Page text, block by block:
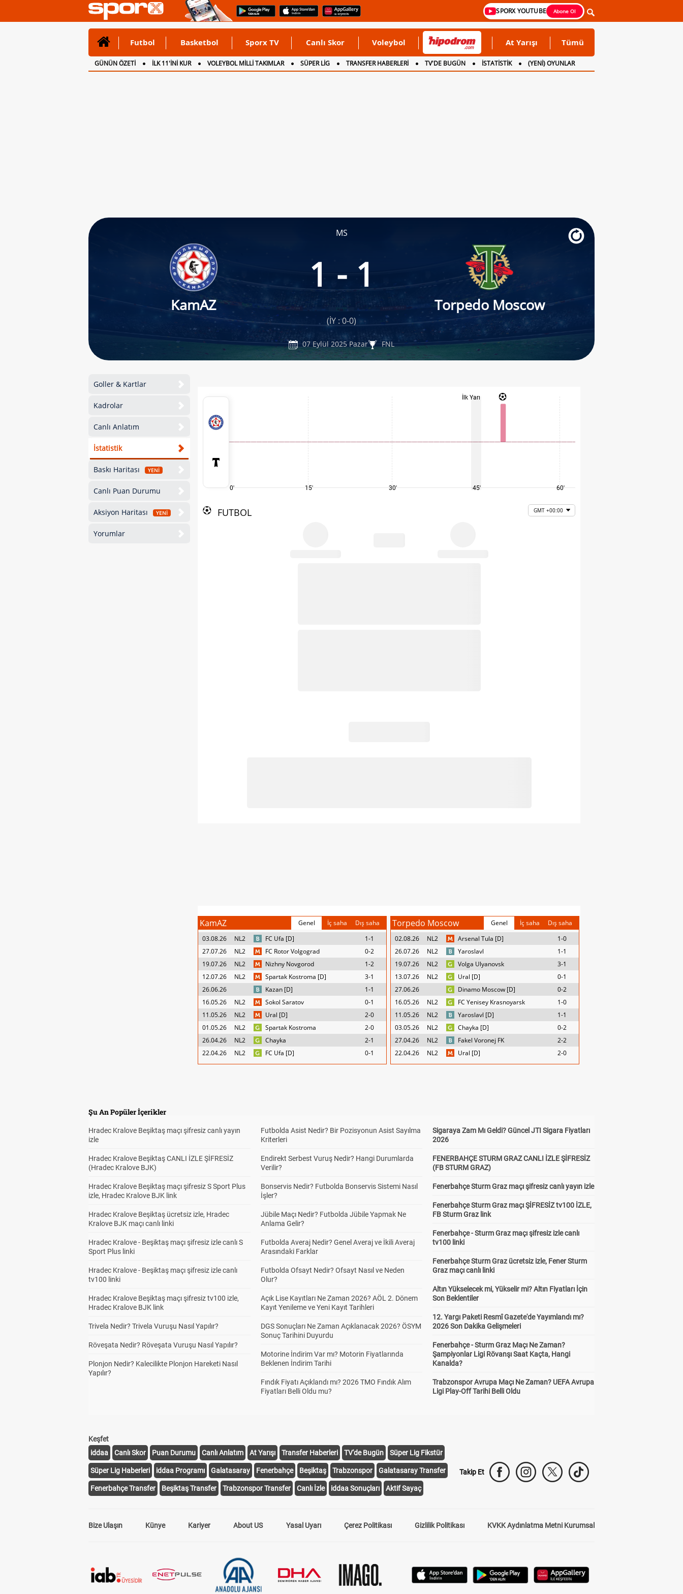
SPORX YOUTUBE Abone Ol
Futbol Basketbol Sporx TV Canlı Skor Voleybol At Yarışı Tümü
GÜNÜN ÖZETİ İLK 11'İNİ KUR VOLEYBOL MİLLİ TAKIMLAR SÜPER LİG TRANSFER HABERLERİ TV'DE BUGÜN İSTATİSTİK
(YENİ) OYUNLAR
CANLI ANLATIM
İNGİLTERE
MS
KamAZ
1 - 1
Torpedo Moscow
(İY : 0-0)
07 Eylül 2025 Pazar FNL
Goller & Kartlar
Kadrolar
Canlı Anlatım
İstatistik
Baskı Haritası YENİ
Canlı Puan Durumu
Aksiyon Haritası YENİ
Yorumlar
0' 15' 30'
İlk Yarı
45' 60'
FUTBOL GMT +00:00
KamAZ Genel İç saha
Dış saha
03.08.26
NL2 FC Ufa [D]
1-1
27.07.26
NL2 FC Rotor Volgograd
0-2
19.07.26
NL2 Nizhny Novgorod
1-2
12.07.26
NL2 Spartak Kostroma [D]
3-1
26.06.26
Kazan [D]
1-1
16.05.26
NL2 Sokol Saratov
0-1
11.05.26
NL2 Ural [D]
2-0
01.05.26
NL2 Spartak Kostroma
2-0
26.04.26
NL2 Chayka
2-1
22.04.26
NL2 FC Ufa [D] 0-1
Torpedo Moscow Genel İç saha
Dış saha
02.08.26
NL2 Arsenal Tula [D]
1-0
26.07.26
NL2 Yaroslavl
1-1
19.07.26
NL2 Volga Ulyanovsk
3-1
13.07.26
NL2 Ural [D]
0-1
27.06.26
Dinamo Moscow [D]
0-2
16.05.26
NL2 FC Yenisey Krasnoyarsk
1-0
11.05.26
NL2 Yaroslavl [D]
1-1
03.05.26
NL2 Chayka [D]
0-2
27.04.26
NL2 Fakel Voronej FK
2-2
22.04.26
NL2 Ural [D] 2-0
Şu An Popüler İçerikler
Hradec Kralove Beşiktaş maçı şifresiz canlı yayın
izle
Hradec Kralove Beşiktaş CANLI İZLE ŞİFRESİZ
(Hradec Kralove BJK)
Hradec Kralove Beşiktaş maçı şifresiz S Sport Plus
izle, Hradec Kralove BJK link
Hradec Kralove Beşiktaş ücretsiz izle, Hradec
Kralove BJK maçı canlı linki
Hradec Kralove - Beşiktaş maçı şifresiz izle canlı S
Sport Plus linki
Hradec Kralove - Beşiktaş maçı şifresiz izle canlı
tv100 linki
Hradec Kralove Beşiktaş maçı şifresiz tv100 izle,
Hradec Kralove BJK link
Trivela Nedir? Trivela Vuruşu Nasıl Yapılır?
Röveşata Nedir? Röveşata Vuruşu Nasıl Yapılır?
Plonjon Nedir? Kalecilikte Plonjon Hareketi Nasıl
Yapılır?
Futbolda Asist Nedir? Bir Pozisyonun Asist Sayılma
Kriterleri
Endirekt Serbest Vuruş Nedir? Hangi Durumlarda
Verilir?
Bonservis Nedir? Futbolda Bonservis Sistemi Nasıl
İşler?
Jübile Maçı Nedir? Futbolda Jübile Yapmak Ne
Anlama Gelir?
Futbolda Averaj Nedir? Genel Averaj ve İkili Averaj
Arasındaki Farklar
Futbolda Ofsayt Nedir? Ofsayt Nasıl ve Neden
Olur?
Açık Lise Kayıtları Ne Zaman 2026? AÖL 2. Dönem
Kayıt Yenileme ve Yeni Kayıt Tarihleri
DGS Sonuçları Ne Zaman Açıklanacak 2026? ÖSYM
Sonuç Tarihini Duyurdu
Motorine İndirim Var mı? Motorin Fiyatlarında
Beklenen İndirim Tarihi
Fındık Fiyatı Açıklandı mı? 2026 TMO Fındık Alım
Fiyatları Belli Oldu mu?
Sigaraya Zam Mı Geldi? Güncel JTI Sigara Fiyatları
2026
FENERBAHÇE STURM GRAZ CANLI İZLE ŞİFRESİZ
(FB STURM GRAZ)
Fenerbahçe Sturm Graz maçı şifresiz canlı yayın izle
Fenerbahçe Sturm Graz maçı ŞİFRESİZ tv100 İZLE,
FB Sturm Graz link
Fenerbahçe - Sturm Graz maçı şifresiz izle canlı
tv100 linki
Fenerbahçe Sturm Graz ücretsiz izle, Fener Sturm
Graz maçı canlı linki
Altın Yükselecek mi, Yükselir mi? Altın Fiyatları İçin
Son Beklentiler
12. Yargı Paketi Resmî Gazete'de Yayımlandı mı?
2026 Son Dakika Gelişmeleri
Fenerbahçe - Sturm Graz Maçı Ne Zaman?
Şampiyonlar Ligi Rövanşı Saat Kaçta, Hangi
Kanalda?
Trabzonspor Avrupa Maçı Ne Zaman? UEFA Avrupa
Ligi Play-Off Tarihi Belli Oldu
Keşfet
iddaa
Canlı Skor Puan Durumu Canlı Anlatım At Yarışı Transfer Haberleri TV'de Bugün Süper Lig Fikstür
Süper Lig Haberleri iddaa Programı Galatasaray Fenerbahçe Beşiktaş Trabzonspor Galatasaray Transfer
Fenerbahçe Transfer Beşiktaş Transfer Trabzonspor Transfer Canlı İzle iddaa Sonuçları Aktif Sayaç
Takip Et
Bize Ulaşın Künye Kariyer About US Yasal Uyarı Çerez Politikası Gizlilik Politikası KVKK Aydınlatma Metni Kurumsal